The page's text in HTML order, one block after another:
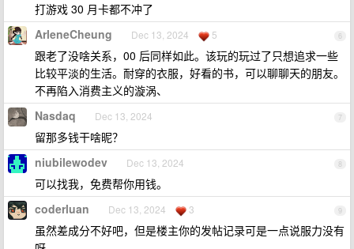
打游戏 30 月卡都不冲了
6
ArleneCheung Dec 13, 2024 5
跟老了没啥关系，00 后同样如此。该玩的玩过了只想追求一些
比较平淡的生活。耐穿的衣服，好看的书，可以聊聊天的朋友。
不再陷入消费主义的漩涡、
7
Nasdaq Dec 13, 2024
留那多钱干啥昵？
8
niubilewodev Dec 13, 2024
可以找我，免费帮你用钱。
9
coderluan Dec 13, 2024 3
虽然差成分不好吧，但是楼主你的发帖记录可是一点说服力没有